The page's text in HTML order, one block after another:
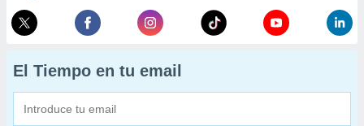
El Tiempo en tu email